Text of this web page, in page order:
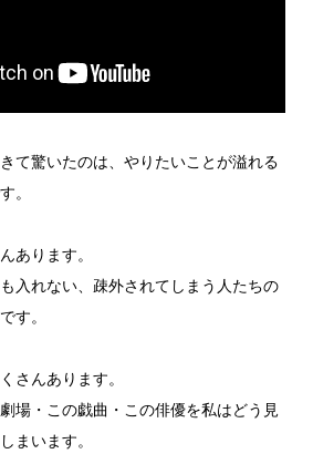
て驚いたのは、やりたいことが溢れる
。
あります。
入れない、疎外されてしまう人たちの
す。
さんあります。
場・この戯曲・この俳優を私はどう見
まいます。